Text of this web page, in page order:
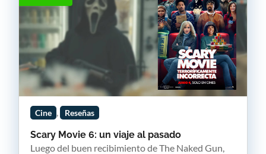
Scary Movie 6: un viaje al pasado
Cine Reseñas
Luego del buen recibimiento de The Naked Gun,